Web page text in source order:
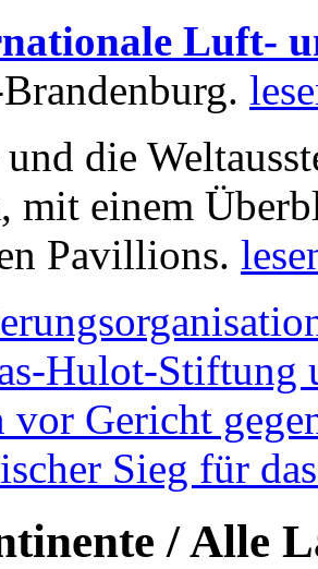
Luft-
die
mit einem
Pavillions.
Hulot-Stiftung
vor Gericht
Sieg für
/ Alle